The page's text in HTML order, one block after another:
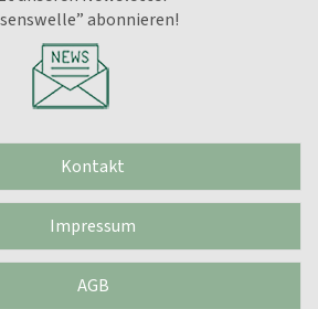
abonnieren!
Kontakt
Impressum
AGB